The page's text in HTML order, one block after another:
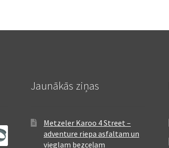
Jaunākās ziņas
Metzeler Karoo 4 Street –
adventure riepa asfaltam un
vieglam bezceļam